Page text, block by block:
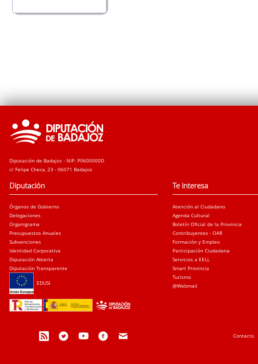
Diputación de Badajoz - NIF: P0600000D
c/ Felipe Checa, 23 - 06071 Badajoz
Diputación
Órganos de Gobierno
Delegaciones
Organigrama
Presupuestos Anuales
Subvenciones
Identidad Corporativa
Diputación Abierta
Diputación Transparente
EDUSI
Te interesa
Atención al Ciudadano
Agenda Cultural
Boletín Oficial de la Provincia
Contribuyentes - OAR
Formación y Empleo
Participación Ciudadana
Servicios a EELL
Smart Provincia
Turismo
@Webmail
Contacto